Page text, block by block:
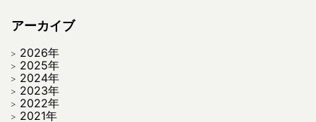
アーカイブ
2026年
2025年
2024年
2023年
2022年
2021年